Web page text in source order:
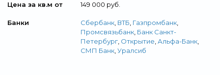
Цена за кв.м от 149 000 руб.
Банки Сбербанк ВТБ Газпромбанк
Промсвязьбанк Банк Санкт-
Петербург Открытие ,Альфа-Банк
СМП Банк ,Уралсиб